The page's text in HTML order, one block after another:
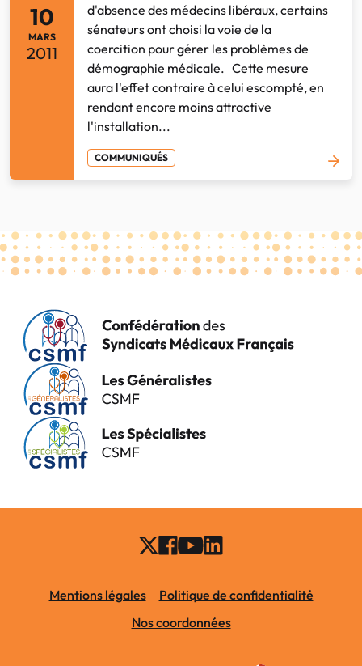
10
MARS
2011
d'absence des médecins libéraux, certains
sénateurs ont choisi la voie de la
coercition pour gérer les problèmes de
démographie médicale. Cette mesure
aura l'effet contraire à celui escompté, en
rendant encore moins attractive
l'installation...
COMMUNIQUÉS
Mentions légales
Politique de confidentialité
Nos coordonnées